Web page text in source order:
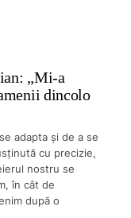
„Mi-a
dincolo
adapta și de a se
cu precizie,
nostru se
în cât de
după o